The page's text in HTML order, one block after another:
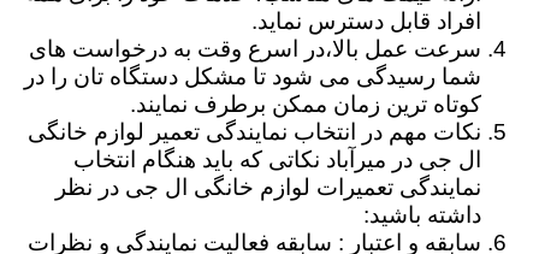
افراد قابل دسترس نماید.
سرعت عمل بالا،در اسرع وقت به درخواست های
شما رسیدگی می شود تا مشکل دستگاه تان را در
کوتاه ترین زمان ممکن برطرف نمایند.
نکات مهم در انتخاب نمایندگی تعمیر لوازم خانگی
ال جی در میرآباد نکاتی که باید هنگام انتخاب
نمایندگی تعمیرات لوازم خانگی ال جی در نظر
داشته باشید:
سابقه و اعتبار : سابقه فعالیت نمایندگی و نظرات